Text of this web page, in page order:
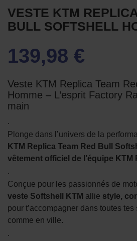
VESTE KTM
BULL SOFTSHELL
139,98 €
Veste KTM Replica Team
Homme – L’esprit Factory
main
.
Plonge dans l’univers de la
KTM Replica Team Red Bull
vêtement officiel de l’équipe KTM
.
Conçue pour les passionnés de
veste Softshell KTM allie style,
pour t’accompagner dans toutes tes
comme en ville.
.